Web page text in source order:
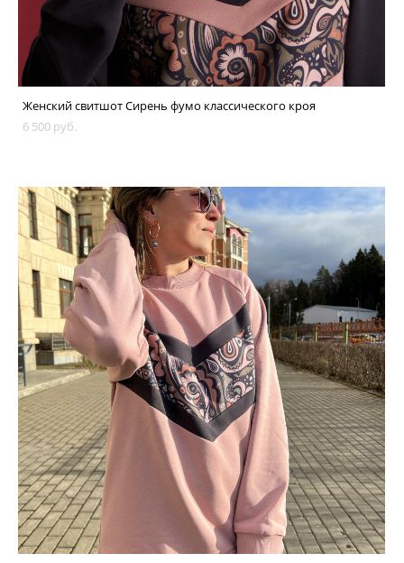
Женский свитшот Сирень фумо классического кроя
6 500 pуб.